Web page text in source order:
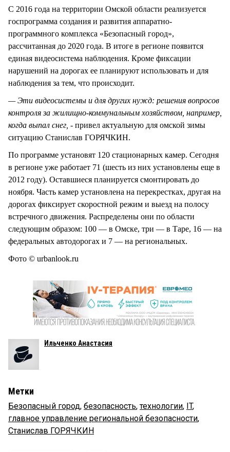
С 2016 года на территории Омской области реализуется
госпрограмма создания и развития аппаратно-
программного комплекса «Безопасный город»,
рассчитанная до 2020 года. В итоге в регионе появится
единая видеосистема наблюдения. Кроме фиксации
нарушений на дорогах ее планируют использовать и для
наблюдения за тем, что происходит.
— Эти видеосистемы и для других нужд: решения вопросов
контроля за жилищно-коммунальным хозяйством, например,
когда выпал снег, - привел актуальную для омской зимы
ситуацию Станислав ГОРЯЧКИН.
По программе установят 120 стационарных камер. Сегодня
в регионе уже работает 71 (шесть из них установлены еще в
2012 году). Оставшиеся планируется смонтировать до
ноября. Часть камер установлена на перекрестках, другая на
дорогах фиксирует скоростной режим и выезд на полосу
встречного движения. Распределены они по области
следующим образом: 100 — в Омске, три — в Таре, 16 — на
федеральных автодорогах и 7 — на региональных.
Фото © urbanlook.ru
Ильченко Анастасия
Метки
Безопасный город, безопасность,технологии, IT,
главное управление региональной безопасности,
Станислав ГОРЯЧКИН